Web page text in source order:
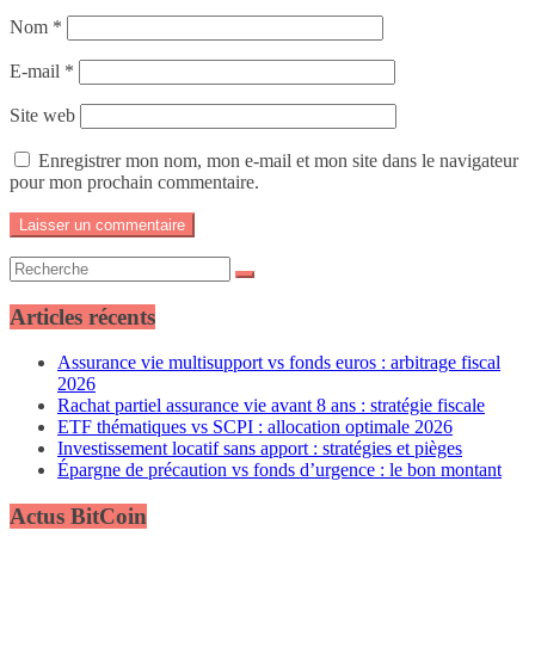
Nom *
E-mail *
Site web
Enregistrer mon nom, mon e-mail et mon site dans le navigateur
pour mon prochain commentaire.
Articles récents
Assurance vie multisupport vs fonds euros : arbitrage fiscal
2026
Rachat partiel assurance vie avant 8 ans : stratégie fiscale
ETF thématiques vs SCPI : allocation optimale 2026
Investissement locatif sans apport : stratégies et pièges
Épargne de précaution vs fonds d’urgence : le bon montant
Actus BitCoin